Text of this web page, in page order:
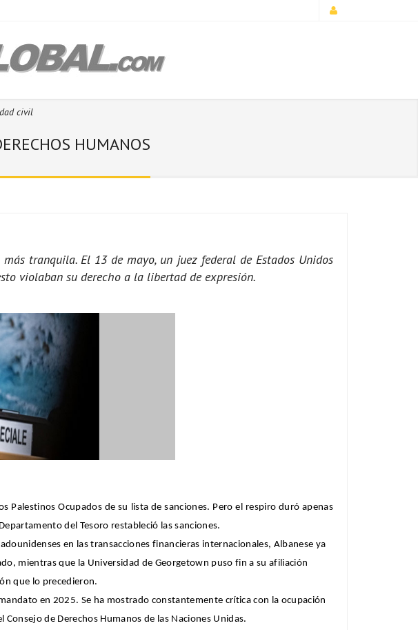
civil
HUMANOS
tranquila. El 13 de mayo, un juez federal de Estados Unidos
violaban su derecho a la libertad de expresión.
Palestinos Ocupados de su lista de sanciones. Pero el respiro duró apenas
del Tesoro restableció las sanciones.
en las transacciones financieras internacionales, Albanese ya
mientras que la Universidad de Georgetown puso fin a su afiliación
que lo precedieron.
en 2025. Se ha mostrado constantemente crítica con la ocupación
de Derechos Humanos de las Naciones Unidas.